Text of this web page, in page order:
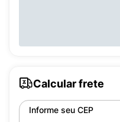
Calcular frete
Informe seu CEP